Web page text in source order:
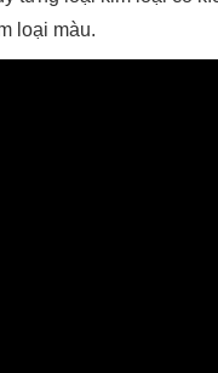
loại màu.